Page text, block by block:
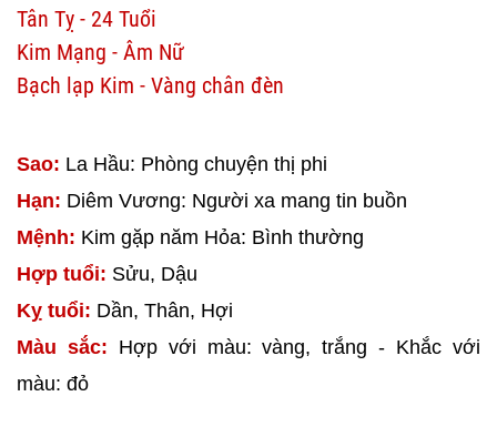
Tân Tỵ - 24 Tuổi
Kim Mạng - Âm Nữ
Bạch lạp Kim - Vàng chân đèn
Sao: La Hầu: Phòng chuyện thị phi
Hạn: Diêm Vương: Người xa mang tin buồn
Mệnh: Kim gặp năm Hỏa: Bình thường
Hợp tuổi: Sửu, Dậu
Kỵ tuổi: Dần, Thân, Hợi
Màu sắc: Hợp với màu: vàng, trắng - Khắc với
màu: đỏ